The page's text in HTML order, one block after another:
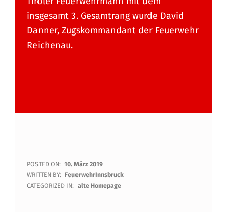
insgesamt 3. Gesamtrang wurde David
Danner, Zugskommandant der Feuerwehr
Reichenau.
B
E
POSTED ON: 10. März 2019
WRITTEN BY: FeuerwehrInnsbruck
CATEGORIZED IN: alte Homepage